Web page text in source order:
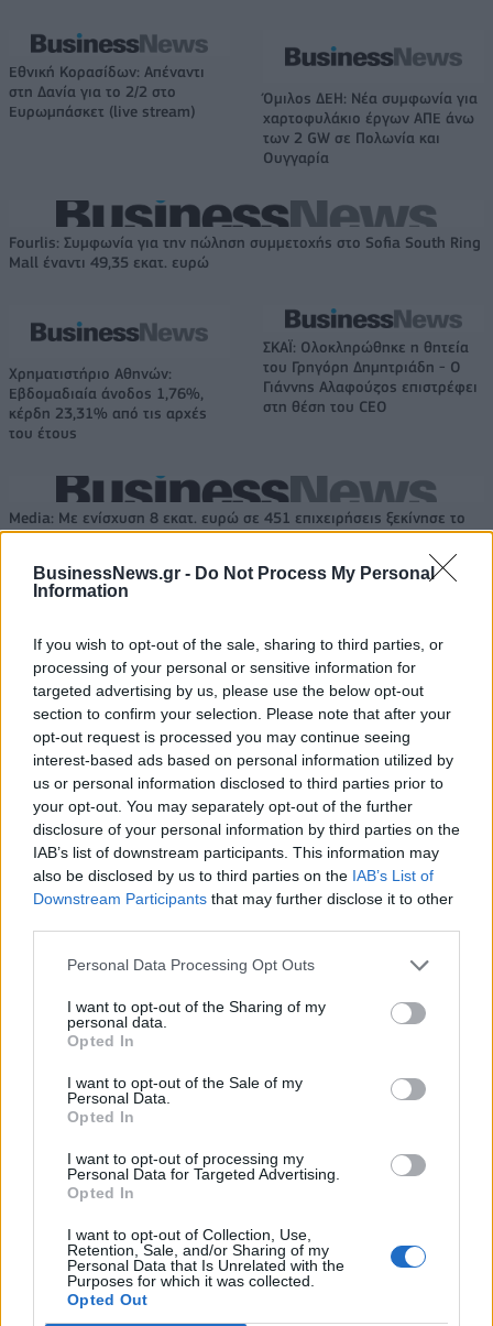
BusinessNews.gr - Do Not Process My Personal
Information
If you wish to opt-out of the sale, sharing to third parties, or
processing of your personal or sensitive information for
targeted advertising by us, please use the below opt-out
section to confirm your selection. Please note that after your
opt-out request is processed you may continue seeing
interest-based ads based on personal information utilized by
us or personal information disclosed to third parties prior to
your opt-out. You may separately opt-out of the further
disclosure of your personal information by third parties on the
IAB’s list of downstream participants. This information may
also be disclosed by us to third parties on the IAB’s List of
Downstream Participants that may further disclose it to other
Personal Data Processing Opt Outs
I want to opt-out of the Sharing of my
personal data.
Opted In
I want to opt-out of the Sale of my
Personal Data.
Opted In
I want to opt-out of processing my
Personal Data for Targeted Advertising.
Opted In
I want to opt-out of Collection, Use,
Retention, Sale, and/or Sharing of my
Personal Data that Is Unrelated with the
Purposes for which it was collected.
Opted Out
Εθνική Κορασίδων: Απέναντι
στη Δανία για το 2/2 στο
Ευρωμπάσκετ (live stream)
Όμιλος ΔΕΗ: Νέα συμφωνία για
χαρτοφυλάκιο έργων ΑΠΕ άνω
των 2 GW σε Πολωνία και
Ουγγαρία
Fourlis: Συμφωνία για την πώληση συμμετοχής στο Sofia South Ring
Mall έναντι 49,35 εκατ. ευρώ
Χρηματιστήριο Αθηνών:
Εβδομαδιαία άνοδος 1,76%,
κέρδη 23,31% από τις αρχές
του έτους
ΣΚΑΪ: Ολοκληρώθηκε η θητεία
του Γρηγόρη Δημητριάδη - Ο
Γιάννης Αλαφούζος επιστρέφει
στη θέση του CEO
Media: Με ενίσχυση 8 εκατ. ευρώ σε 451 επιχειρήσεις ξεκίνησε το
πρόγραμμα στήριξης- Κάλυψη εισφορών ΕΔΟΕΑΠ
μπαταριών για τα υβριδικά της
ευρωπαϊκή
αυτοκινητοβιομηχανία
Νέο Audi A2 e-tron με στόχο την κορυφή της αποδοτικότητας
Εθνική Παίδων: Απώλεσε
προβάδισμα 13 πόντων και
έχασε 84-89 από το Ισραήλ
Ο Γιάννης Αγραβάνης στον Βίκο
Ιωαννίνων
Ελληνική Αναπτυξιακή Τράπεζα: Με «προίκα» 2 δισ. ευρώ ανοίγει
δρόμο για δάνεια έως 5 δισ. σε μικρομεσαίες
Β.Σ. Καρούλιας: Τζίρος 98,7
εκατ. ευρώ και αύξηση κερδών
57% - Τα νέα στοιχήματα σε
Deloitte Ελλάδος:
ενέργειας
Η Chery επενδύει 75 εκατ. δολάρια στην KG Mobility